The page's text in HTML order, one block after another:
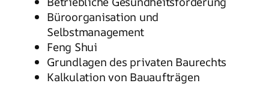
Büroorganisation und
Selbstmanagement
Feng Shui
Grundlagen des privaten Baurechts
Kalkulation von Bauaufträgen